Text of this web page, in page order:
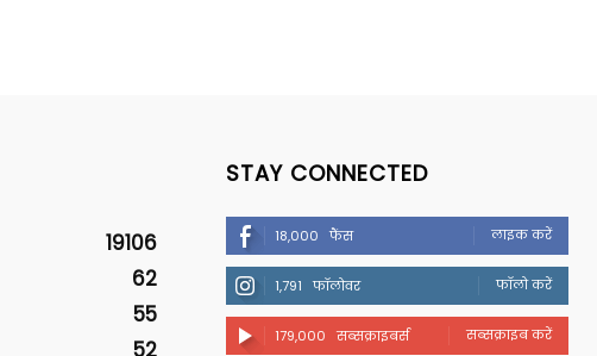
19106
62
55
52
STAY CONNECTED
18,000 फैंस लाइक करें
1,791 फॉलोवर फॉलो करें
179,000 सब्सक्राइबर्स सब्सक्राइब करें